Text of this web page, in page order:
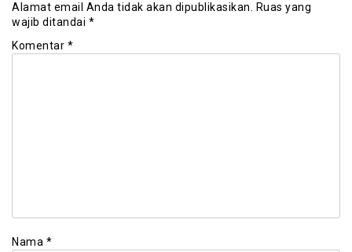
Alamat email Anda tidak akan dipublikasikan.
Ruas yang
wajib ditandai *
Komentar *
Nama *